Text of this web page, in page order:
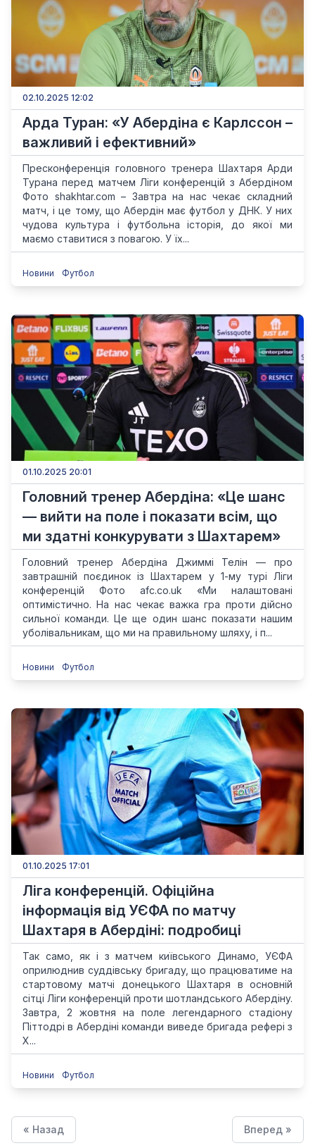
02.10.2025 12:02
Арда Туран: «У Абердіна є Карлссон –
важливий і ефективний»
Пресконференція головного тренера Шахтаря Арди
Турана перед матчем Ліги конференцій з Абердіном
Фото shakhtar.com – Завтра на нас чекає складний
матч, і це тому, що Абердін має футбол у ДНК. У них
чудова культура і футбольна історія, до якої ми
маємо ставитися з повагою. У їх...
Новини Футбол
01.10.2025 20:01
Головний тренер Абердіна: «Це шанс
— вийти на поле і показати всім, що
ми здатні конкурувати з Шахтарем»
Головний тренер Абердіна Джиммі Телін — про
завтрашній поєдинок із Шахтарем у 1-му турі Ліги
конференцій Фото afc.co.uk «Ми налаштовані
оптимістично. На нас чекає важка гра проти дійсно
сильної команди. Це ще один шанс показати нашим
уболівальникам, що ми на правильному шляху, і п...
Новини Футбол
01.10.2025 17:01
Ліга конференцій. Офіційна
інформація від УЄФА по матчу
Шахтаря в Абердіні: подробиці
Так само, як і з матчем київського Динамо, УЄФА
оприлюднив суддівську бригаду, що працюватиме на
стартовому матчі донецького Шахтаря в основній
сітці Ліги конференцій проти шотландського Абердіну.
Завтра, 2 жовтня на поле легендарного стадіону
Піттодрі в Абердіні команди виведе бригада рефері з
Х...
Новини Футбол
« Назад Вперед »